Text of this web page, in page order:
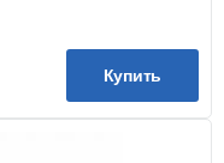
Купить